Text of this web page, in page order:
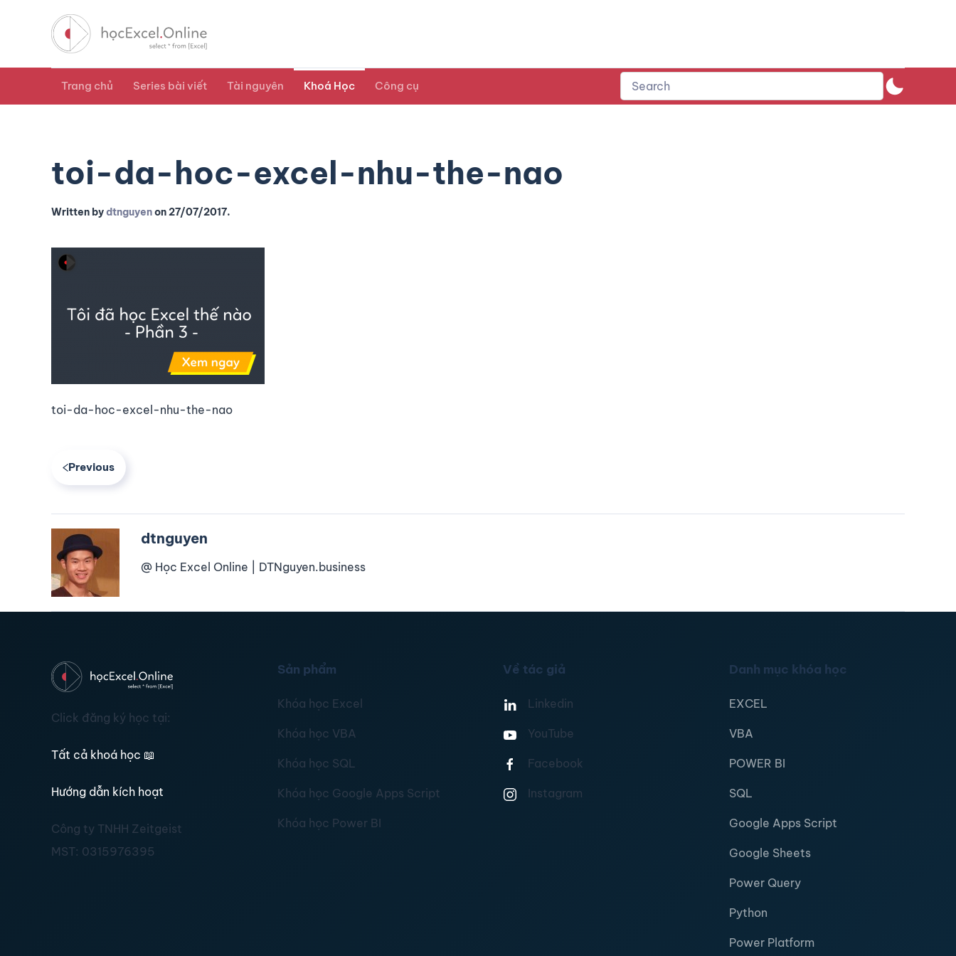
Trang chủ Series bài viết Tài nguyên Khoá Học Công cụ
toi-da-hoc-excel-nhu-the-nao
Written bydtnguyenon27/07/2017.
toi-da-hoc-excel-nhu-the-nao
Previous
dtnguyen
@ Học Excel Online | DTNguyen.business
Click đăng ký học tại:
Tất cả khoá học 📖
Hướng dẫn kích hoạt
Công ty TNHH Zeitgeist
MST: 0315976395
Sản phẩm
Khóa học Excel
Khóa học VBA
Khóa học SQL
Khóa học Google Apps Script
Khóa học Power BI
Về tác giả
Linkedin
YouTube
Facebook
Instagram
Danh mục khóa học
EXCEL
VBA
POWER BI
SQL
Google Apps Script
Google Sheets
Power Query
Python
Power Platform